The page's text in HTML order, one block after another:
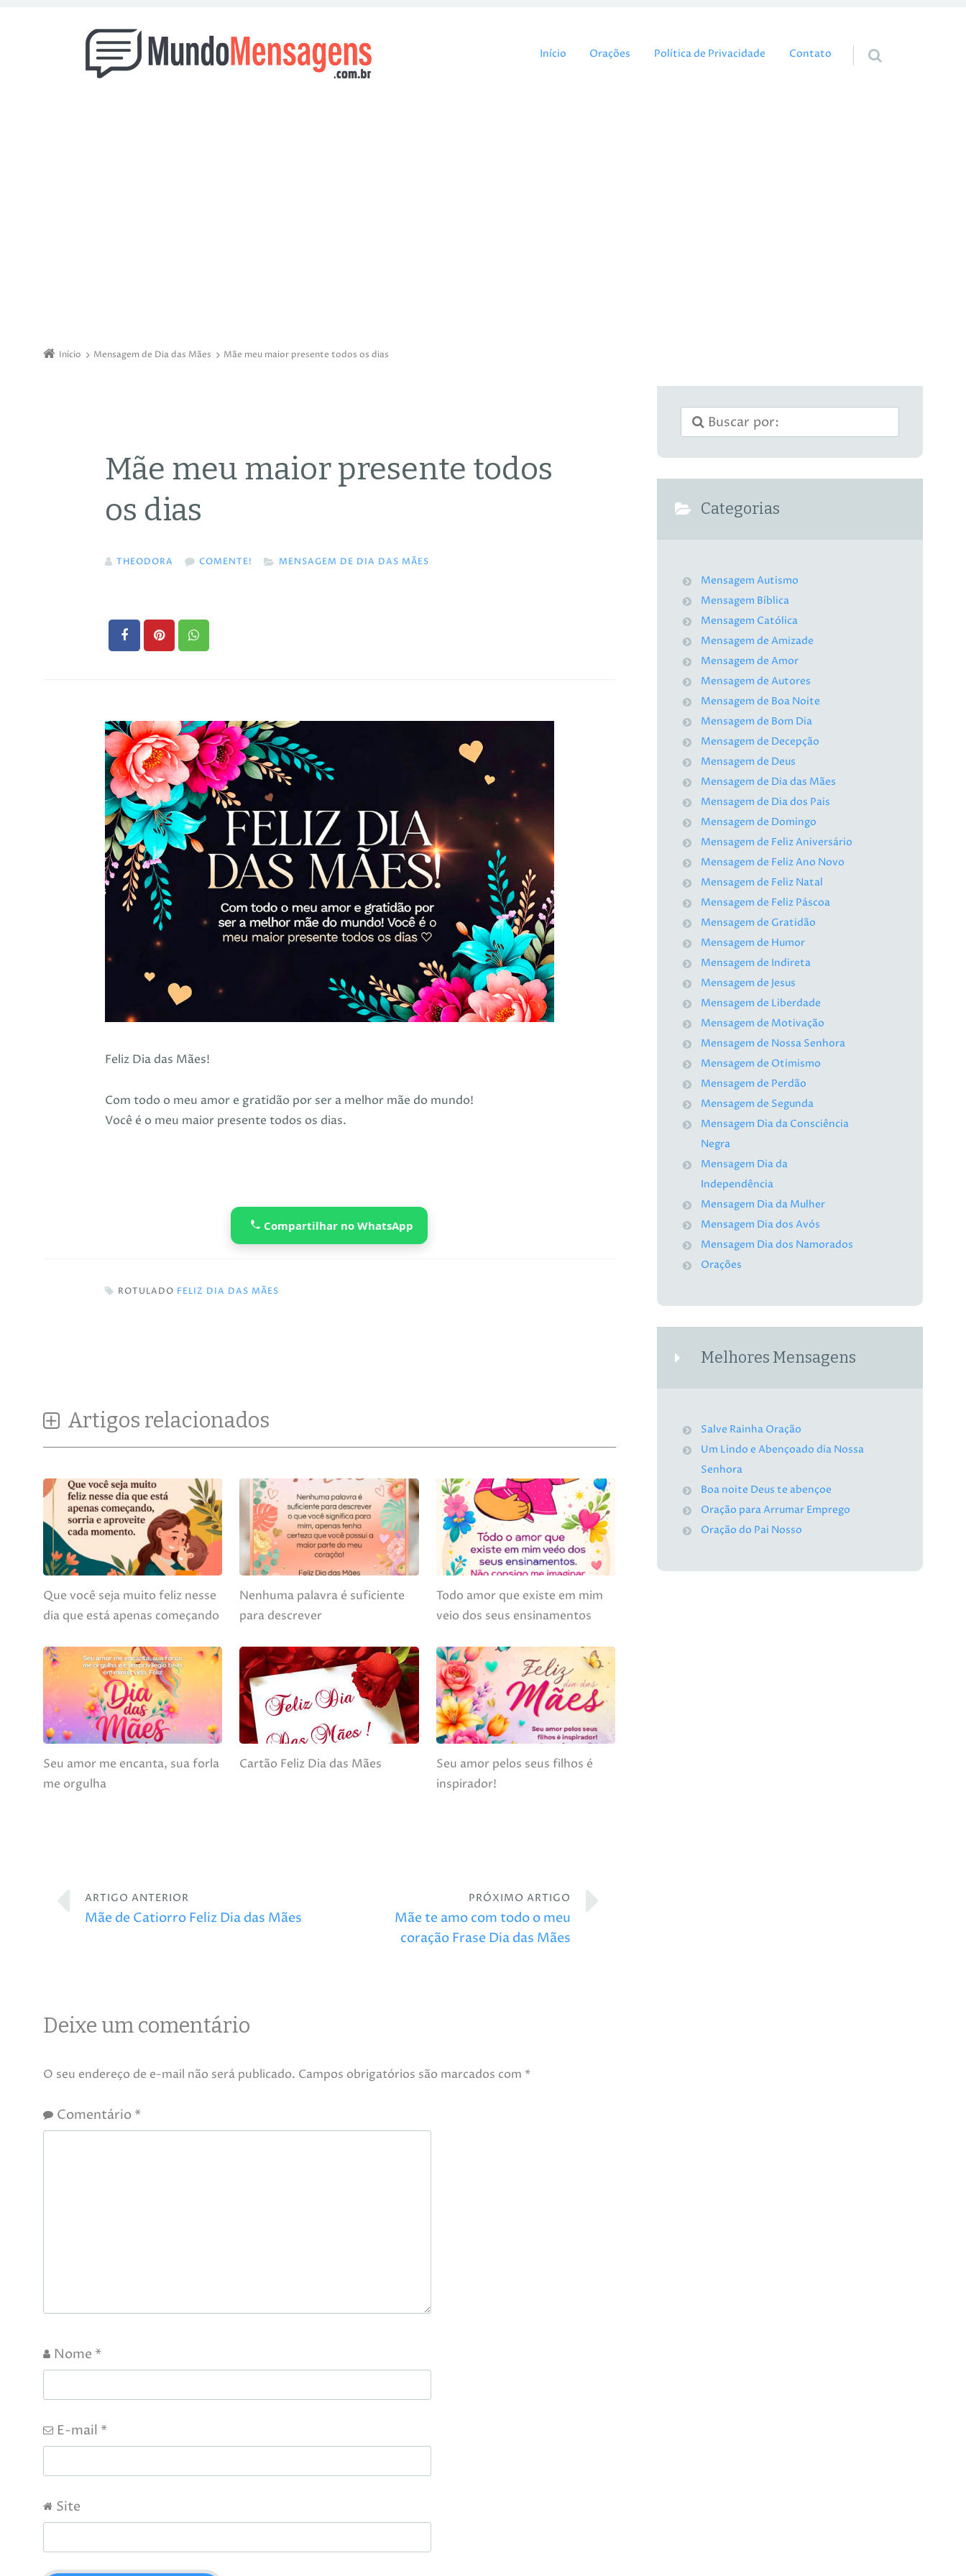
Pular para o conteúdo
Início Orações Política de Privacidade Contato
Início Mensagem de Dia das Mães Mãe meu maior presente todos os dias
Mãe meu maior presente todos
os dias
THEODORA COMENTE! MENSAGEM DE DIA DAS MÃES
Feliz Dia das Mães!
Com todo o meu amor e gratidão por ser a melhor mãe do mundo!
Você é o meu maior presente todos os dias.
Compartilhar no WhatsApp
ROTULADO FELIZ DIA DAS MÃES
Artigos relacionados
Que você seja muito feliz nesse
dia que está apenas começando
Nenhuma palavra é suficiente
para descrever
Todo amor que existe em mim
veio dos seus ensinamentos
Seu amor me encanta, sua forla
me orgulha
Cartão Feliz Dia das Mães
Seu amor pelos seus filhos é
inspirador!
ARTIGO ANTERIOR
Mãe de Catiorro Feliz Dia das Mães
PRÓXIMO ARTIGO
Mãe te amo com todo o meu
coração Frase Dia das Mães
Deixe um comentário
O seu endereço de e-mail não será publicado. Campos obrigatórios são marcados com *
Comentário *
Nome *
E-mail *
Site
Categorias
Mensagem Autismo
Mensagem Bíblica
Mensagem Católica
Mensagem de Amizade
Mensagem de Amor
Mensagem de Autores
Mensagem de Boa Noite
Mensagem de Bom Dia
Mensagem de Decepção
Mensagem de Deus
Mensagem de Dia das Mães
Mensagem de Dia dos Pais
Mensagem de Domingo
Mensagem de Feliz Aniversário
Mensagem de Feliz Ano Novo
Mensagem de Feliz Natal
Mensagem de Feliz Páscoa
Mensagem de Gratidão
Mensagem de Humor
Mensagem de Indireta
Mensagem de Jesus
Mensagem de Liberdade
Mensagem de Motivação
Mensagem de Nossa Senhora
Mensagem de Otimismo
Mensagem de Perdão
Mensagem de Segunda
Mensagem Dia da Consciência
Negra
Mensagem Dia da
Independência
Mensagem Dia da Mulher
Mensagem Dia dos Avós
Mensagem Dia dos Namorados
Orações
Melhores Mensagens
Salve Rainha Oração
Um Lindo e Abençoado dia Nossa
Senhora
Boa noite Deus te abençoe
Oração para Arrumar Emprego
Oração do Pai Nosso